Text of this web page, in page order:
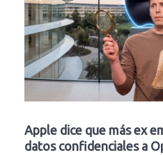
Apple dice que más ex
datos confidenciales a